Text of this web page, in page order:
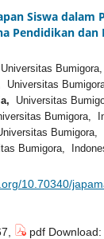
Siswa dalam
Pendidikan
Universitas
Universitas
Universitas
Bumigora,
Bumigora,
Bumigora,
10.70340/
pdf Download: